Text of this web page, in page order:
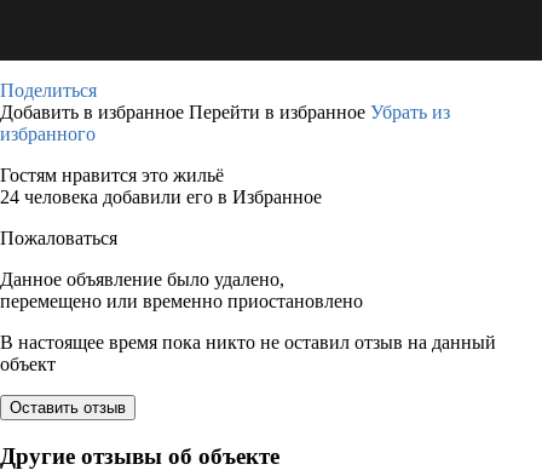
Поделиться
Добавить в избранное Перейти в избранное Убрать из
избранного
Гостям нравится это жильё
24 человека добавили его в Избранное
Пожаловаться
Данное объявление было удалено,
перемещено или временно приостановлено
В настоящее время пока никто не оставил отзыв на данный
объект
Оставить отзыв
Другие отзывы об объекте